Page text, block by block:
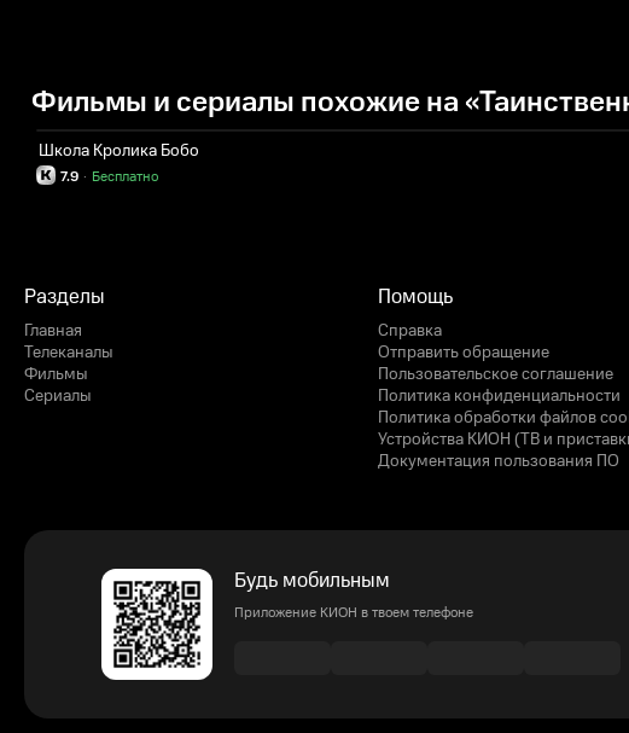
Фильмы и сериалы похожие на
Школа Кролика Бобо
7.9 Бесплатно
·
Разделы
Главная
Телеканалы
Фильмы
Сериалы
Помощь
Справка
Отправить обращение
Пользовательское соглашение
Политика конфиденциальности
Политика обработки файлов
Устройства КИОН (ТВ и
Документация пользования ПО
Будь мобильным
Приложение КИОН в твоем телефоне